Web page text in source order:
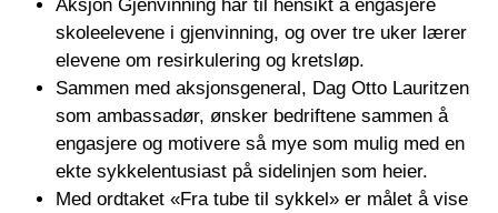
Aksjon Gjenvinning har til hensikt å engasjere
skoleelevene i gjenvinning, og over tre uker lærer
elevene om resirkulering og kretsløp.
Sammen med aksjonsgeneral, Dag Otto Lauritzen
som ambassadør, ønsker bedriftene sammen å
engasjere og motivere så mye som mulig med en
ekte sykkelentusiast på sidelinjen som heier.
Med ordtaket «Fra tube til sykkel» er målet å vise